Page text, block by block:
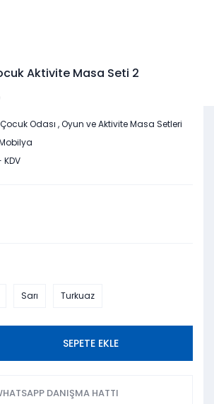
Aktivite Masa Seti 2
Odası ,Oyun ve Aktivite Masa Setleri
KDV
Sarı Turkuaz
SEPETE EKLE
DANIŞMA HATTI